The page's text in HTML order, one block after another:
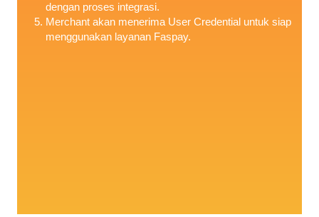
dengan proses integrasi.
Merchant akan menerima User Credential untuk siap
menggunakan layanan Faspay.